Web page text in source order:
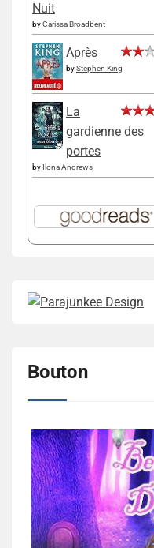
Nuit
byCarissa Broadbent
Après
byStephen King
La
gardienne des
portes
by Ilona Andrews
Bouton